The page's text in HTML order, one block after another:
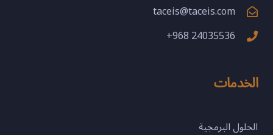
taceis@taceis.com
+968 24035536
الخدمات
الحلول البرمجية